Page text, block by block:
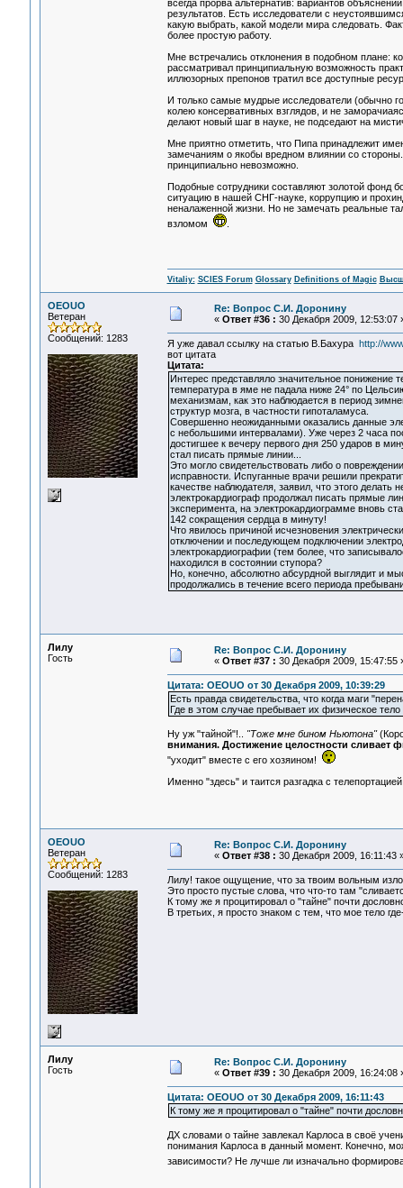
всегда прорва альтернатив: вариантов
результатов. Есть исследователи с
какую выбрать, какой модели мира следовать.
более простую работу.
Мне встречались отклонения в подобном плане:
рассматривал принципиальную возможность
иллюзорных препонов тратил все доступные
И только самые мудрые исследователи (обычно
колею консервативных взглядов, и не
делают новый шаг в науке, не подседают на
Мне приятно отметить, что Пипа принадлежит
замечаниям о якобы вредном влиянии со
принципиально невозможно.
Подобные сотрудники составляют золотой фонд
ситуацию в нашей СНГ-науке, коррупцию и
неналаженной жизни. Но не замечать реальные
взломом
.
Vitaliy: SCIES Forum Glossary Definitions of Magic
OEOUO
Ветеран
Сообщений: 1283
Re: Вопрос С.И. Доронину
« Ответ #36 : 30 Декабря 2009, 12:53:07
Я уже давал ссылку на статью В.Бахура http://
вот цитата
Цитата:
Интерес представляло значительное понижение
температура в яме не падала ниже 24° по
механизмам, как это наблюдается в период
структур мозга, в частности гипоталамуса.
Совершенно неожиданными оказались данные
с небольшими интервалами). Уже через 2 часа
достигшее к вечеру первого дня 250 ударов в
стал писать прямые линии...
Это могло свидетельствовать либо о
исправности. Испуганные врачи решили
качестве наблюдателя, заявил, что этого делать
электрокардиограф продолжал писать прямые
эксперимента, на электрокардиограмме вновь
142 сокращения сердца в минуту!
Что явилось причиной исчезновения
отключении и последующем подключении
электрокардиографии (тем более, что
находился в состоянии ступора?
Но, конечно, абсолютно абсурдной выглядит и
продолжались в течение всего периода
Лилу
Гость
Re: Вопрос С.И. Доронину
« Ответ #37 : 30 Декабря 2009, 15:47:55
Цитата: OEOUO от 30 Декабря 2009, 10:39:29
Есть правда свидетельства, что когда маги
Где в этом случае пребывает их физическое
Ну уж "тайной"!.. "Тоже мне бином Ньютона"
внимания. Достижение целостности сливает
"уходит" вместе с его хозяином!
Именно "здесь" и таится разгадка с
OEOUO
Ветеран
Сообщений: 1283
Re: Вопрос С.И. Доронину
« Ответ #38 : 30 Декабря 2009, 16:11:43
Лилу! такое ощущение, что за твоим вольным
Это просто пустые слова, что что-то там
К тому же я процитировал о "тайне" почти
В третьих, я просто знаком с тем, что мое тело
Лилу
Гость
Re: Вопрос С.И. Доронину
« Ответ #39 : 30 Декабря 2009, 16:24:08
Цитата: OEOUO от 30 Декабря 2009, 16:11:43
К тому же я процитировал о "тайне" почти
ДХ словами о тайне завлекал Карлоса в своё
понимания Карлоса в данный момент. Конечно,
зависимости? Не лучше ли изначально